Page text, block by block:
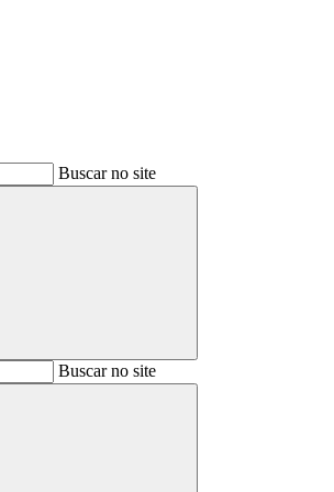
Buscar no site
BuscarBuscar no site